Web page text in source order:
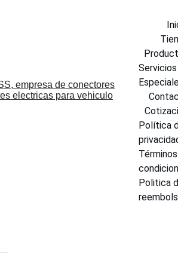
Servicios
Política
Politica